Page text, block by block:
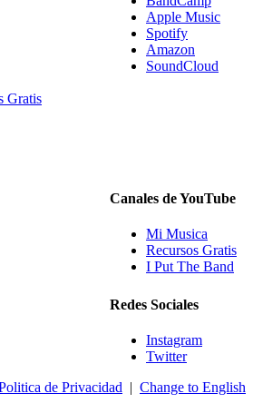
Gratis
Apple Music
Spotify
Amazon
SoundCloud
Canales de YouTube
Mi Musica
Recursos Gratis
I Put The Band
Redes Sociales
Instagram
Twitter
de Privacidad | Change to English